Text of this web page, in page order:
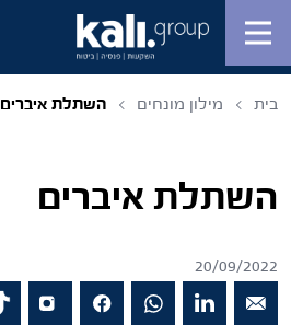
בית מילון מונחים השתלת איברים
השתלת איברים
20/09/2022